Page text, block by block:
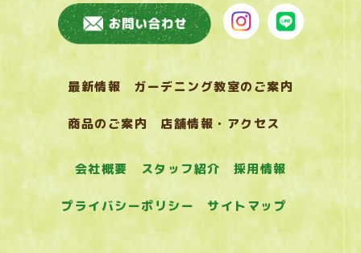
最新情報 ガーデニング教室のご案内
商品のご案内 店舗情報・アクセス
会社概要 スタッフ紹介 採用情報
プライバシーポリシー サイトマップ